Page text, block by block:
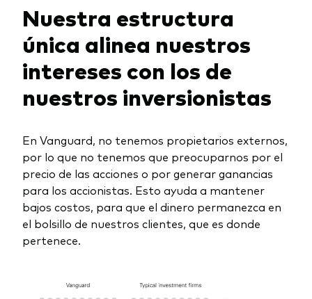
Nuestra estructura
única alinea nuestros
intereses con los de
nuestros inversionistas
En Vanguard, no tenemos propietarios externos,
por lo que no tenemos que preocuparnos por el
precio de las acciones o por generar ganancias
para los accionistas. Esto ayuda a mantener
bajos costos, para que el dinero permanezca en
el bolsillo de nuestros clientes, que es donde
pertenece.